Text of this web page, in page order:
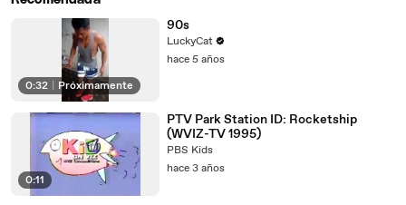
0:32 Próximamente
90s
LuckyCat
hace 5 años
0:11
PTV Park Station ID: Rocketship
(WVIZ-TV 1995)
PBS Kids
hace 3 años